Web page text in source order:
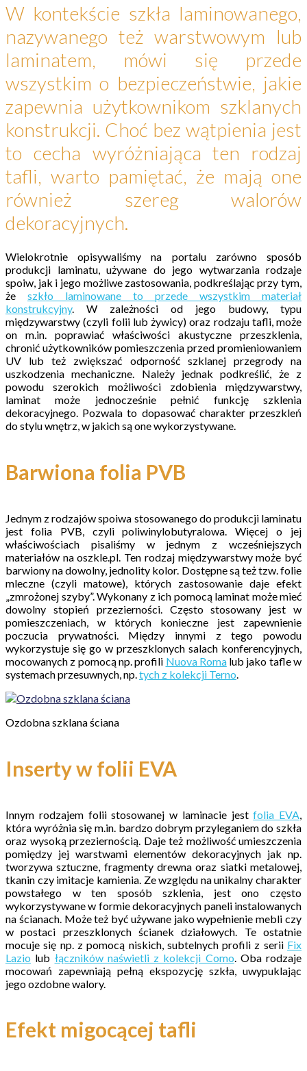
W kontekście szkła laminowanego,
nazywanego też warstwowym lub
laminatem, mówi się przede
wszystkim o bezpieczeństwie, jakie
zapewnia użytkownikom szklanych
konstrukcji. Choć bez wątpienia jest
to cecha wyróżniająca ten rodzaj
tafli, warto pamiętać, że mają one
również szereg walorów
dekoracyjnych.
Wielokrotnie opisywaliśmy na portalu zarówno sposób
produkcji laminatu, używane do jego wytwarzania rodzaje
spoiw, jak i jego możliwe zastosowania, podkreślając przy tym,
że szkło laminowane to przede wszystkim materiał
konstrukcyjny. W zależności od jego budowy, typu
międzywarstwy (czyli folii lub żywicy) oraz rodzaju tafli, może
on m.in. poprawiać właściwości akustyczne przeszklenia,
chronić użytkowników pomieszczenia przed promieniowaniem
UV lub też zwiększać odporność szklanej przegrody na
uszkodzenia mechaniczne. Należy jednak podkreślić, że z
powodu szerokich możliwości zdobienia międzywarstwy,
laminat może jednocześnie pełnić funkcję szklenia
dekoracyjnego. Pozwala to dopasować charakter przeszkleń
do stylu wnętrz, w jakich są one wykorzystywane.
Barwiona folia PVB
Jednym z rodzajów spoiwa stosowanego do produkcji laminatu
jest folia PVB, czyli poliwinylobutyralowa. Więcej o jej
właściwościach pisaliśmy w jednym z wcześniejszych
materiałów na oszkle.pl. Ten rodzaj międzywarstwy może być
barwiony na dowolny, jednolity kolor. Dostępne są też tzw. folie
mleczne (czyli matowe), których zastosowanie daje efekt
„zmrożonej szyby”. Wykonany z ich pomocą laminat może mieć
dowolny stopień przezierności. Często stosowany jest w
pomieszczeniach, w których konieczne jest zapewnienie
poczucia prywatności. Między innymi z tego powodu
wykorzystuje się go w przeszklonych salach konferencyjnych,
mocowanych z pomocą np. profili Nuova Romalub jako tafle w
systemach przesuwnych, np. tych z kolekcji Terno
Ozdobna szklana ściana
Inserty w folii EVA
Innym rodzajem folii stosowanej w laminacie jestfolia EVA
która wyróżnia się m.in. bardzo dobrym przyleganiem do szkła
oraz wysoką przeziernością. Daje też możliwość umieszczenia
pomiędzy jej warstwami elementów dekoracyjnych jak np.
tworzywa sztuczne, fragmenty drewna oraz siatki metalowej,
tkanin czy imitacje kamienia. Ze względu na unikalny charakter
powstałego w ten sposób szklenia, jest ono często
wykorzystywane w formie dekoracyjnych paneli instalowanych
na ścianach. Może też być używane jako wypełnienie mebli czy
w postaci przeszklonych ścianek działowych. Te ostatnie
mocuje się np. z pomocą niskich, subtelnych profili z serii Fix
Lazio lub łączników naświetli z kolekcji Como . Oba rodzaje
mocowań zapewniają pełną ekspozycję szkła, uwypuklając
jego ozdobne walory.
Efekt migocącej tafli